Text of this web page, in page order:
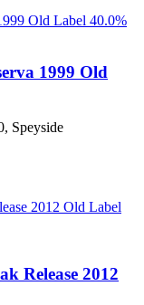
1999 Old
Speyside
Release 2012